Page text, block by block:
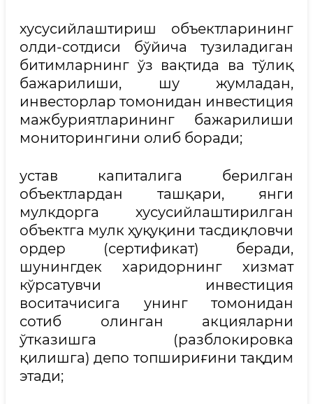
хусусийлаштириш объектларининг
олди-сотдиси бўйича тузиладиган
битимларнинг ўз вақтида ва тўлиқ
бажарилиши, шу жумладан,
инвесторлар томонидан инвестиция
мажбуриятларининг бажарилиши
мониторингини олиб боради;
устав капиталига берилган
объектлардан ташқари, янги
мулкдорга хусусийлаштирилган
объектга мулк ҳуқуқини тасдиқловчи
ордер (сертификат) беради,
шунингдек харидорнинг хизмат
кўрсатувчи инвестиция
воситачисига унинг томонидан
сотиб олинган акцияларни
ўтказишга (разблокировка
қилишга) депо топшириғини тақдим
этади;